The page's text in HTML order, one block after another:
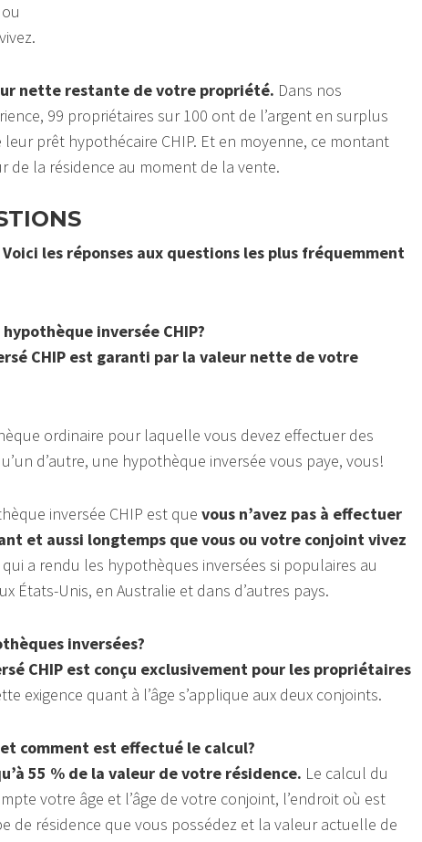
nette restante de votre propriété. Dans nos
99 propriétaires sur 100 ont de l’argent en surplus
prêt hypothécaire CHIP. Et en moyenne, ce montant
de la résidence au moment de la vente.
les réponses aux questions les plus fréquemment
inversée CHIP?
CHIP est garanti par la valeur nette de votre
ordinaire pour laquelle vous devez effectuer des
d’autre, une hypothèque inversée vous paye, vous!
inversée CHIP est que vous n’avez pas à effectuer
et aussi longtemps que vous ou votre conjoint vivez
qui a rendu les hypothèques inversées si populaires au
États-Unis, en Australie et dans d’autres pays.
inversées?
CHIP est conçu exclusivement pour les propriétaires
exigence quant à l’âge s’applique aux deux conjoints.
comment est effectué le calcul?
55 % de la valeur de votre résidence. Le calcul du
votre âge et l’âge de votre conjoint, l’endroit où est
de résidence que vous possédez et la valeur actuelle de